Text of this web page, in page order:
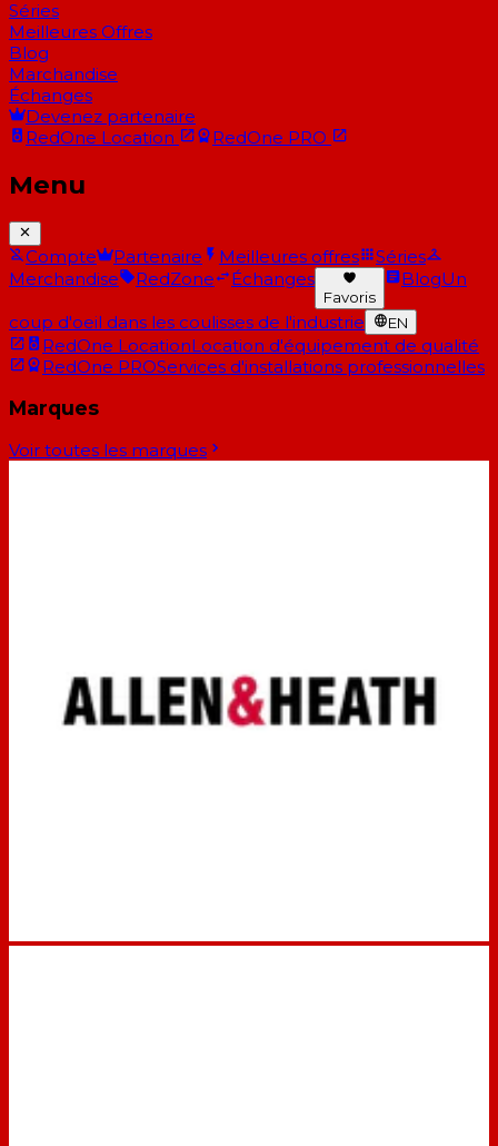
Séries
Meilleures Offres
Blog
Marchandise
Échanges
Devenez partenaire
RedOne Location RedOne PRO
Menu
Compte Partenaire Meilleures offres
Séries
Merchandise
RedZone Échanges
Favoris
BlogUn
coup d'oeil dans les coulisses de l'industrie EN
RedOne LocationLocation d'équipement de qualité
RedOne PROServices d'installations professionnelles
Marques
Voir toutes les marques